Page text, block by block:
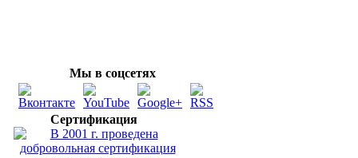
Мы в соцсетях
Сертификация